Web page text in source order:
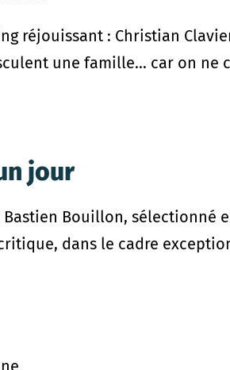
réjouissant : Christian
une famille... car on ne
jour
Bouillon, sélectionné
dans le cadre